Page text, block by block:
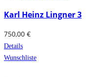
Karl Heinz Lingner 3
750,00 €
Details
Wunschliste